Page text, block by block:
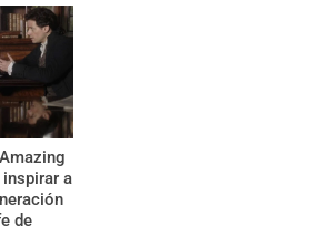
inspirar a
de